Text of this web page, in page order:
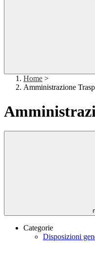
Home >
Amministrazione
Categorie
Disposizioni